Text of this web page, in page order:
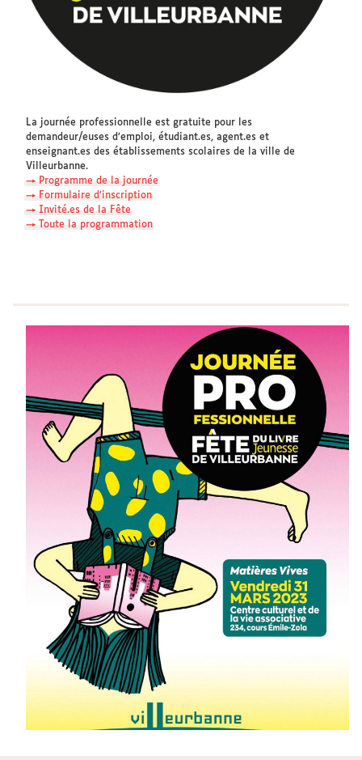
La journée professionnelle est gratuite pour les
demandeur/euses d’emploi, étudiant.es, agent.es et
enseignant.es des établissements scolaires de la ville de
Villeurbanne.
→ Programme de la journée
→ Formulaire d'inscription
→ Invité.es de la Fête
→ Toute la programmation